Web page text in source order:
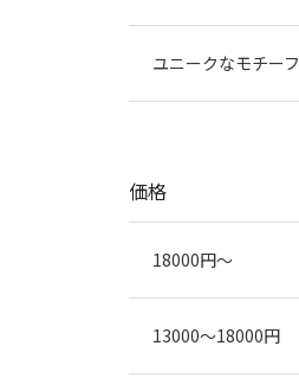
ユニークなモチーフ
価格
18000円～
13000～18000円